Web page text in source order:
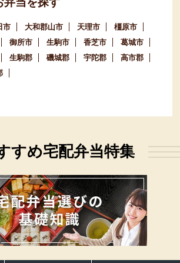
市 大和郡山市 天理市
橿原市
御所市 生駒市 香芝市
葛城市
生駒郡 磯城郡 宇陀郡
高市郡
すめ宅配弁当特集